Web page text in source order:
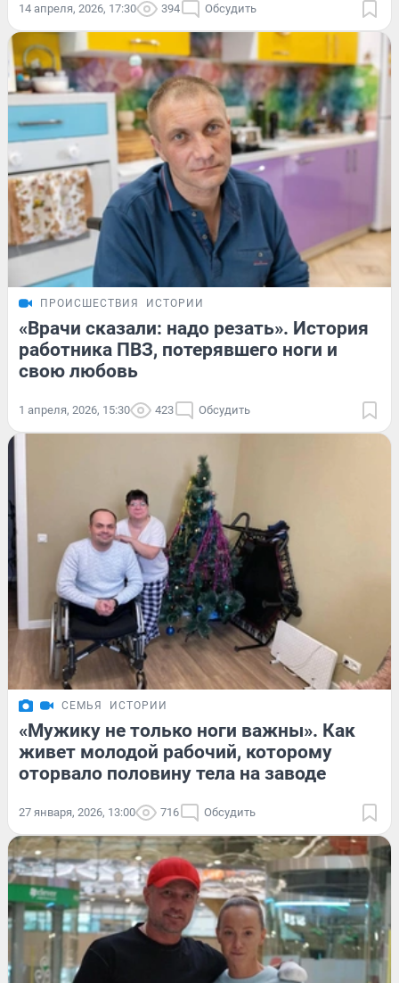
14 апреля, 2026, 17:30 394 Обсудить
ПРОИСШЕСТВИЯ ИСТОРИИ
«Врачи сказали: надо резать». История
работника ПВЗ, потерявшего ноги и
свою любовь
1 апреля, 2026, 15:30 423 Обсудить
СЕМЬЯ ИСТОРИИ
«Мужику не только ноги важны». Как
живет молодой рабочий, которому
оторвало половину тела на заводе
27 января, 2026, 13:00 716 Обсудить